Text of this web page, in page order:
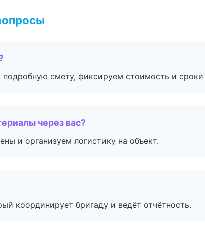
смету, фиксируем стоимость и сроки
через вас?
и организуем логистику на объект.
координирует бригаду и ведёт отчётность.